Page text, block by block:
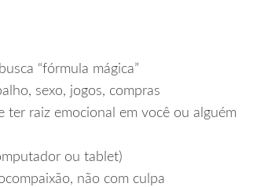
“fórmula mágica”
sexo, jogos, compras
raiz emocional em você ou alguém
ou tablet)
não com culpa